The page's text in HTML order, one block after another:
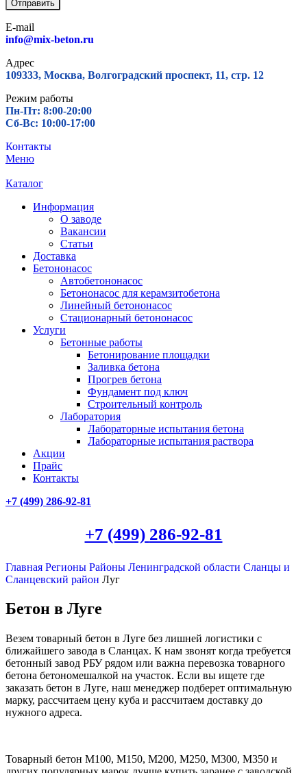
E-mail
info@mix-beton.ru
Адрес
109333, Москва, Волгоградский проспект, 11, стр. 12
Режим работы
Пн-Пт: 8:00-20:00
Сб-Вс: 10:00-17:00
Контакты
Меню
Каталог
Информация
О заводе
Вакансии
Статьи
Доставка
Бетононасос
Автобетононасос
Бетононасос для керамзитобетона
Линейный бетононасос
Стационарный бетононасос
Услуги
Бетонные работы
Бетонирование площадки
Заливка бетона
Прогрев бетона
Фундамент под ключ
Строительный контроль
Лаборатория
Лабораторные испытания бетона
Лабораторные испытания раствора
Акции
Прайс
Контакты
+7 (499) 286-92-81
+7 (499) 286-92-81
Главная Регионы Районы Ленинградской области Сланцы и
Сланцевский район Луг
Бетон в Луге
Везем товарный бетон в Луге без лишней логистики с
ближайшего завода в Сланцах. К нам звонят когда требуется
бетонный завод РБУ рядом или важна перевозка товарного
бетона бетономешалкой на участок. Если вы ищете где
заказать бетон в Луге, наш менеджер подберет оптимальную
марку, рассчитаем цену куба и рассчитаем доставку до
нужного адреса.
Товарный бетон М100, М150, М200, М250, М300, М350 и